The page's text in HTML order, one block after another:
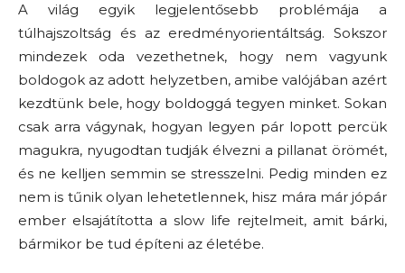
A világ egyik legjelentősebb problémája a
túlhajszoltság és az eredményorientáltság. Sokszor
mindezek oda vezethetnek, hogy nem vagyunk
boldogok az adott helyzetben, amibe valójában azért
kezdtünk bele, hogy boldoggá tegyen minket. Sokan
csak arra vágynak, hogyan legyen pár lopott percük
magukra, nyugodtan tudják élvezni a pillanat örömét,
és ne kelljen semmin se stresszelni. Pedig minden ez
nem is tűnik olyan lehetetlennek, hisz mára már jópár
ember elsajátította a slow life rejtelmeit, amit bárki,
bármikor be tud építeni az életébe.